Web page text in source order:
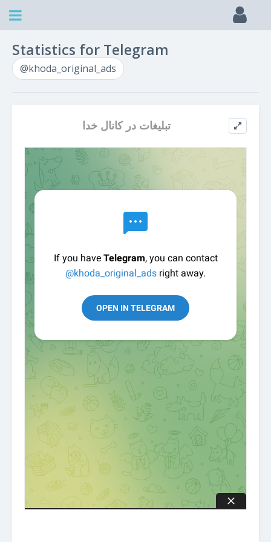
Statistics for Telegram
@khoda_original_ads
تبليغات در كانال خدا